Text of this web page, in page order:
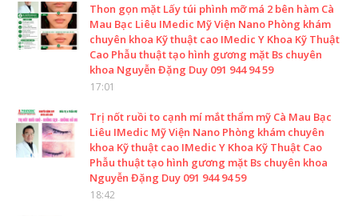
Thon gọn mặt Lấy túi phình mỡ má 2 bên hàm Cà
Mau Bạc Liêu IMedic Mỹ Viện Nano Phòng khám
chuyên khoa Kỹ thuật cao IMedic Y Khoa Kỹ Thuật
Cao Phẫu thuật tạo hình gương mặt Bs chuyên
khoa Nguyễn Đặng Duy 091 944 94 59
17:01
Trị nốt ruồi to cạnh mí mắt thẩm mỹ Cà Mau Bạc
Liêu IMedic Mỹ Viện Nano Phòng khám chuyên
khoa Kỹ thuật cao IMedic Y Khoa Kỹ Thuật Cao
Phẫu thuật tạo hình gương mặt Bs chuyên khoa
Nguyễn Đặng Duy 091 944 94 59
18:42